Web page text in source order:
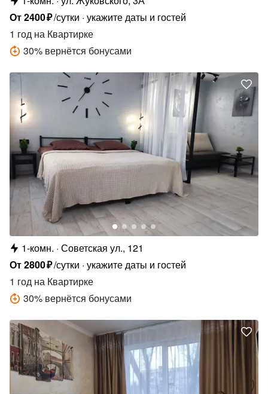
От2400₽/сутки укажите даты и гостей
1 год на Квартирке
30% вернётся бонусами
1-комн. Советская ул., 121
От2800₽/сутки укажите даты и гостей
1 год на Квартирке
30% вернётся бонусами